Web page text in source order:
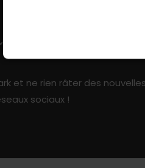
Park sur les
et ne rien râter des nouvelles
sociaux !